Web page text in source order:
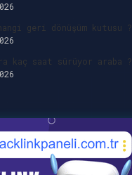
geri dönüşüm kutusu ?
kaç saat sürüyor araba ?